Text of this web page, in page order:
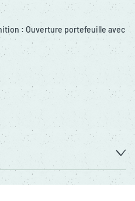
: Ouverture portefeuille avec